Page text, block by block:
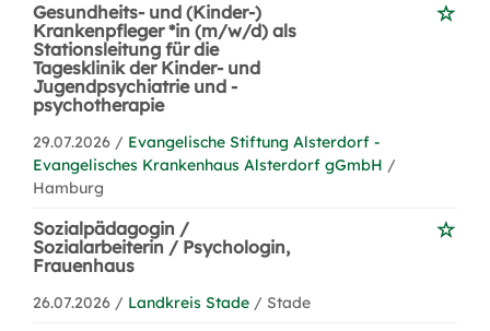
Gesundheits- und (Kinder-)
Krankenpfleger *in (m/w/d) als
Stationsleitung für die
Tagesklinik der Kinder- und
Jugendpsychiatrie und -
psychotherapie
29.07.2026 / Evangelische Stiftung Alsterdorf -
Evangelisches Krankenhaus Alsterdorf gGmbH /
Hamburg
Sozialpädagogin /
Sozialarbeiterin / Psychologin,
Frauenhaus
26.07.2026 / Landkreis Stade / Stade